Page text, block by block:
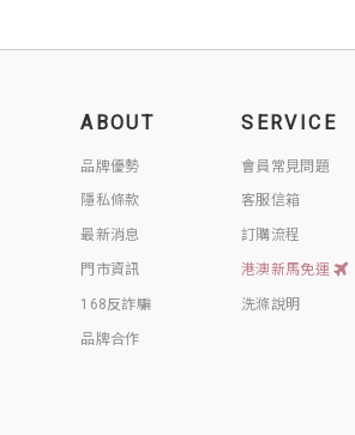
ABOUT
品牌優勢
隱私條款
最新消息
門市資訊
168反詐騙
品牌合作
SERVICE
會員常見問題
客服信箱
訂購流程
港澳新馬免運
洗滌說明